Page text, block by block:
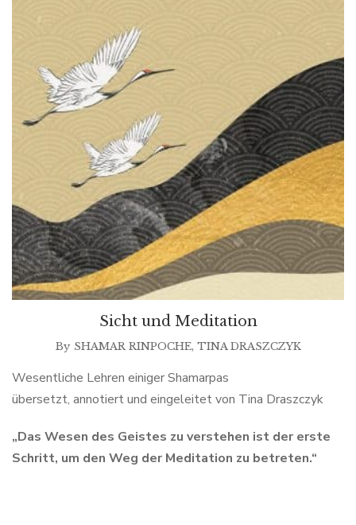
Sicht und Meditation
By SHAMAR RINPOCHE, TINA DRASZCZYK
Wesentliche Lehren einiger Shamarpas
übersetzt, annotiert und eingeleitet von Tina Draszczyk
„Das Wesen des Geistes zu verstehen ist der erste
Schritt, um den Weg der Meditation zu betreten.“